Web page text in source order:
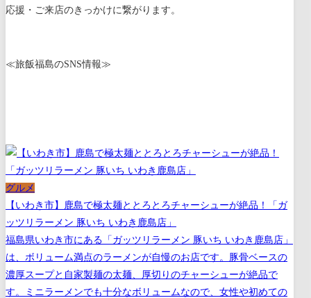
応援・ご来店のきっかけに繋がります。
≪旅飯福島のSNS情報≫
グルメ
【いわき市】鹿島で極太麺ととろとろチャーシューが絶品！「ガ
ッツリラーメン 豚いち いわき鹿島店」
福島県いわき市にある「ガッツリラーメン 豚いち いわき鹿島店」
は、ボリューム満点のラーメンが自慢のお店です。豚骨ベースの
濃厚スープと自家製麺の太麺、厚切りのチャーシューが絶品で
す。ミニラーメンでも十分なボリュームなので、女性や初めての